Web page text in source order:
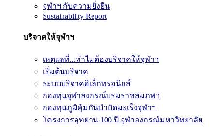
จุฬาฯ กับความยั่งยืน
Sustainability Report
บริจาคให้จุฬาฯ
เหตุผลที่...ทำไมต้องบริจาคให้จุฬาฯ
เริ่มต้นบริจาค
ระบบบริจาคอิเล็กทรอนิกส์
กองทุนจุฬาลงกรณ์บรมราชสมภพฯ
กองทุนภูมิคุ้มกันบำบัดมะเร็งจุฬาฯ
โครงการอุทยาน 100 ปี จุฬาลงกรณ์มหาวิทยาลัย